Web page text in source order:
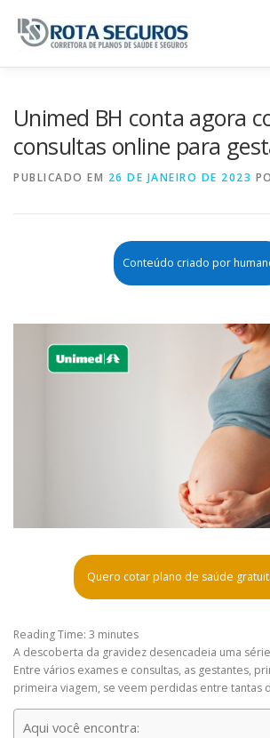
Unimed BH conta agora
consultas online para
PUBLICADO EM 26 DE JANEIRO DE 2023
Conteúdo criado por
Quero cotar plano de saúde
Reading Time: 3 minutes
A descoberta da gravidez desencadeia uma
Entre vários exames e consultas, as gestantes,
primeira viagem, se veem perdidas entre tantas
Aqui você encontra: